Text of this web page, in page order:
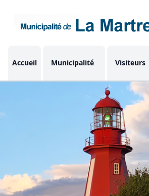
Accueil Municipalité Visiteurs